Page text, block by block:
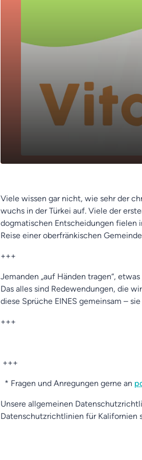
Viele wissen gar nicht, wie sehr der
wuchs in der Türkei auf. Viele der
dogmatischen Entscheidungen fielen
Reise einer oberfränkischen
+++
Jemanden „auf Händen tragen“,
Das alles sind Redewendungen, die
diese Sprüche EINES gemeinsam –
+++
+++
* Fragen und Anregungen gerne an
Unsere allgemeinen
Datenschutzrichtlinien für Kalifornien